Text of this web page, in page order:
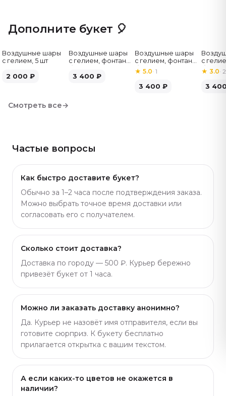
красиво смотрится в комплекте с воздушными
шарами или бенто-тортом — подарок получается
— удобно выбрать под бюджет. Артикул: 273.
Дополните букет 🎈
Воздушные шары
с гелием, 5 шт
2 000 ₽
Воздушные шары
с гелием, фонтан,
шт
3 400 ₽
Воздушные шары
с гелием, фонтан,
бело-розовые, 7
шт
★5.0·1
3 400 ₽
с
бело-
★ 3.0· 2
3
Смотреть все→
Частые вопросы
Как быстро доставите букет?
Обычно за 1–2 часа после подтверждения заказа.
Можно выбрать точное время доставки или
согласовать его с получателем.
Сколько стоит доставка?
Доставка по городу — 500 ₽. Курьер бережно
привезёт букет от 1 часа.
Можно ли заказать доставку анонимно?
Да. Курьер не назовёт имя отправителя, если вы
готовите сюрприз. К букету бесплатно
прилагается открытка с вашим текстом.
А если каких-то цветов не окажется в
наличии?